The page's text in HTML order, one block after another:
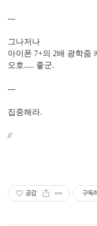
---
그나저나
아이폰 7+의 2배 광학줌
오호..... 좋군.
---
집중해라.
//
공감 구독